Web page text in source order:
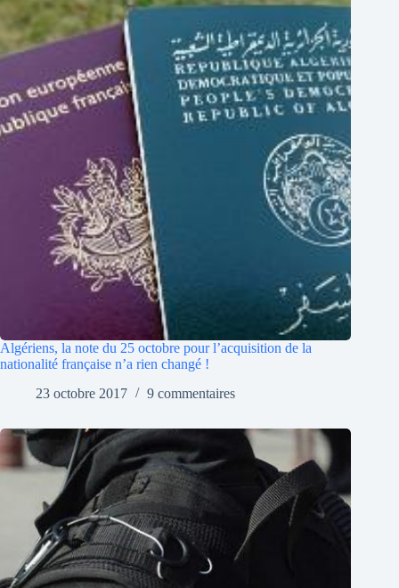
Algériens, la note du 25 octobre pour l’acquisition de la
nationalité française n’a rien changé !
23 octobre 2017
9 commentaires